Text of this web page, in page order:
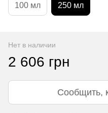
100 мл 250 мл
Нет в наличии
2 606 грн
Сообщить,